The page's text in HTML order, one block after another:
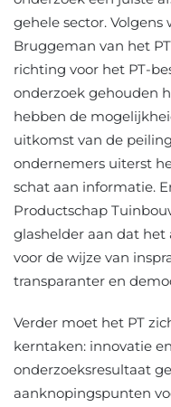
gehele sector.
Bruggeman van het
richting voor het PT-
onderzoek gehouden
hebben de
uitkomst van de
ondernemers uiterst
schat aan informatie.
Productschap
glashelder aan dat
voor de wijze van
transparanter en
Verder moet het PT
kerntaken: innovatie
onderzoeksresultaat
aanknopingspunten